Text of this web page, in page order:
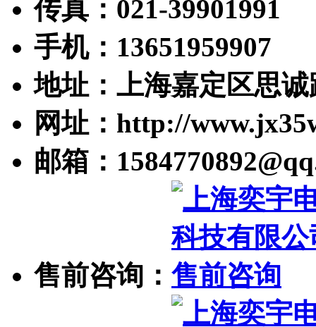
传真：021-39901991
手机：13651959907
地址：上海嘉定区思诚
网址：http://
邮箱：
售前咨询：